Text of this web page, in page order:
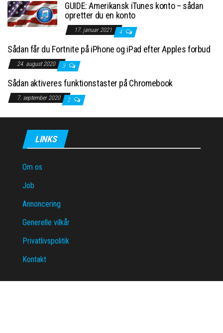
GUIDE: Amerikansk iTunes konto – sådan
opretter du en konto
17. januar 2021 4
Sådan får du Fortnite på iPhone og iPad efter Apples forbud
24. august 2020 3
Sådan aktiveres funktionstaster på Chromebook
7. september 2020 2
LINKS
Om os
Job
Annoncering
Generelle vilkår
Privatlivspolitik
Kontakt